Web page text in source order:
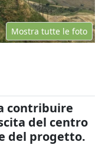
Mostra tutte le foto
contribuire
del centro
del progetto.